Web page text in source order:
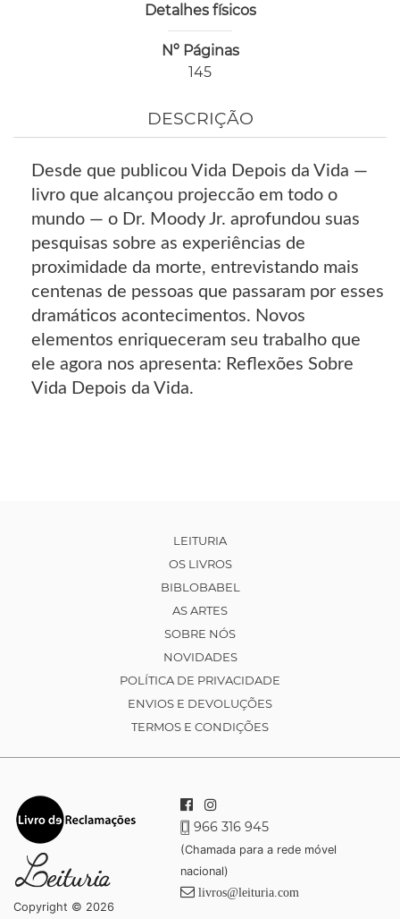
Detalhes físicos
Nº Páginas
145
DESCRIÇÃO
Desde que publicou Vida Depois da Vida —
livro que alcançou projeccão em todo o
mundo — o Dr. Moody Jr. aprofundou suas
pesquisas sobre as experiências de
proximidade da morte, entrevistando mais
centenas de pessoas que passaram por esses
dramáticos acontecimentos. Novos
elementos enriqueceram seu trabalho que
ele agora nos apresenta: Reflexões Sobre
Vida Depois da Vida.
LEITURIA
OS LIVROS
BIBLOBABEL
AS ARTES
SOBRE NÓS
NOVIDADES
POLÍTICA DE PRIVACIDADE
ENVIOS E DEVOLUÇÕES
TERMOS E CONDIÇÕES
Copyright © 2026
966 316 945
(Chamada para a rede móvel
nacional)
livros@leituria.com